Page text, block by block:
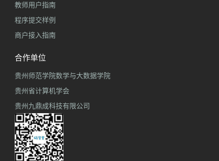
教师用户指南
程序提交样例
商户接入指南
合作单位
贵州师范学院数学与大数据学院
贵州省计算机学会
贵州九鼎成科技有限公司